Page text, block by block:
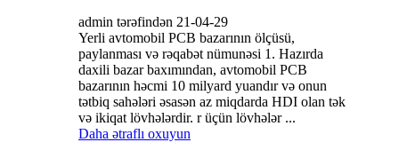
admin tərəfindən 21-04-29
Yerli avtomobil PCB bazarının ölçüsü,
paylanması və rəqabət nümunəsi 1. Hazırda
daxili bazar baxımından, avtomobil PCB
bazarının həcmi 10 milyard yuandır və onun
tətbiq sahələri əsasən az miqdarda HDI olan tək
və ikiqat lövhələrdir. r üçün lövhələr ...
Daha ətraflı oxuyun